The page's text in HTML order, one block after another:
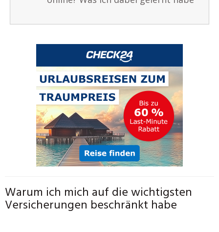
Warum ich mich auf die wichtigsten
Versicherungen beschränkt habe